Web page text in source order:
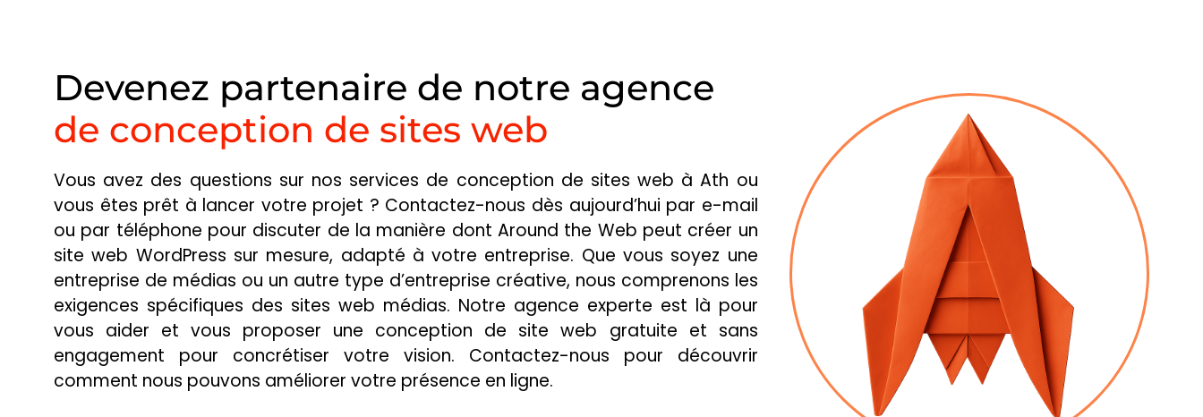
GBGT ASBL
GROUPEMENT BELGE DES
GRAPHOTHÉRAPEUTES
DE LAU À LA BOUCHE
RECETTES DE CUISINE
Devenez partenaire de notre agence
de conception de sites web
Vous avez des questions sur nos services de conception de sites web à Ath ou
vous êtes prêt à lancer votre projet ? Contactez-nous dès aujourd’hui par e-mail
ou par téléphone pour discuter de la manière dont Around the Web peut créer un
site web WordPress sur mesure, adapté à votre entreprise. Que vous soyez une
entreprise de médias ou un autre type d’entreprise créative, nous comprenons les
exigences spécifiques des sites web médias. Notre agence experte est là pour
vous aider et vous proposer une conception de site web gratuite et sans
engagement pour concrétiser votre vision. Contactez-nous pour découvrir
comment nous pouvons améliorer votre présence en ligne.